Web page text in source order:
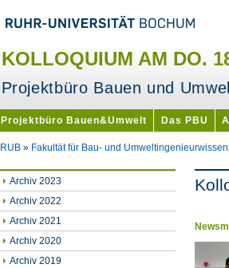
KOLLOQUIUM AM DO.
Projektbüro Bauen und
Projektbüro Bauen&Umwelt Das PBU
RUB» Fakultät für Bau- und
Archiv 2023
Archiv 2022
Archiv 2021
Archiv 2020
Archiv 2019